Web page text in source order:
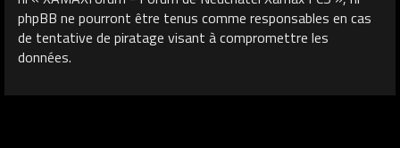
phpBB ne pourront être tenus comme responsables en cas
de tentative de piratage visant à compromettre les
données.